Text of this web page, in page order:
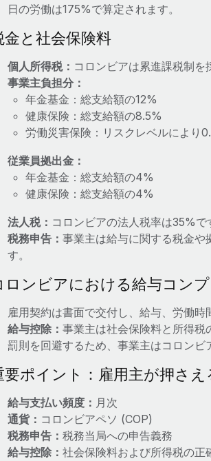
日の労働は175%で算定されます。
金と社会保険料
個人所得税： コロンビアは累進課税制を
事業主負担分：
年金基金：総支給額の12%
健康保険：総支給額の8.5%
労働災害保険：リスクレベルにより
従業員拠出金：
年金基金：総支給額の4%
健康保険：総支給額の4%
法人税： コロンビアの法人税率は35%で
税務申告： 事業主は給与に関する税金や
す。
ロンビアにおける給与コン
雇用契約は書面で交付し、給与、労働時
給与控除： 事業主は社会保険料と所得税
罰則を回避するため、事業主はコロンビ
要ポイント：雇用主が押さえ
給与支払い頻度： 月次
通貨： コロンビアペソ (COP)
税務申告： 税務当局への申告義務
給与控除： 社会保険料および所得税の正